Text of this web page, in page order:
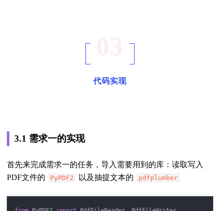
代码实现
3.1 需求一的实现
首先来完成需求一的任务，导入需要用到的库：读取写入
PDF文件的
PyPDF2 以及抽提文本的 pdfplumber